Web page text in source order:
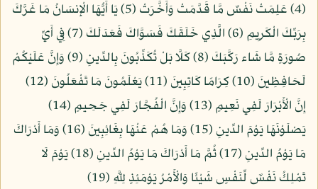
(4) عَلِمَتْ نَفْسٌ مَّا قَدَّمَتْ وَأَخَّرَتْ (5) يَا أَيُّهَا الْإِنسَانُ مَا غَرَّكَ
بِرَبِّكَ الْكَرِيمِ (6) الَّذِي خَلَقَكَ فَسَوَّاكَ فَعَدَلَكَ (7) فِي أَيِّ
صُورَةٍ مَّا شَاء رَكَّبَكَ (8) كَلَّا بَلْ تُكَذِّبُونَ بِالدِّينِ (9) وَإِنَّ عَلَيْكُمْ
لَحَافِظِينَ (10) كِرَامًا كَاتِبِينَ (11) يَعْلَمُونَ مَا تَفْعَلُونَ (12)
إِنَّ الْأَبْرَارَ لَفِي نَعِيمٍ (13) وَإِنَّ الْفُجَّارَ لَفِي جَحِيمٍ (14)
يَصْلَوْنَهَا يَوْمَ الدِّينِ (15) وَمَا هُمْ عَنْهَا بِغَائِبِينَ (16) وَمَا أَدْرَاكَ
مَا يَوْمُ الدِّينِ (17) ثُمَّ مَا أَدْرَاكَ مَا يَوْمُ الدِّينِ (18) يَوْمَ لَا
تَمْلِكُ نَفْسٌ لِّنَفْسٍ شَيْئًا وَالْأَمْرُ يَوْمَئِذٍ لِلَّهِ (19)